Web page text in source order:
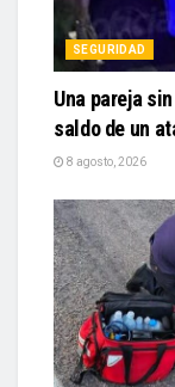
SEGURIDAD
Una pareja
saldo de un
8 agosto, 2026